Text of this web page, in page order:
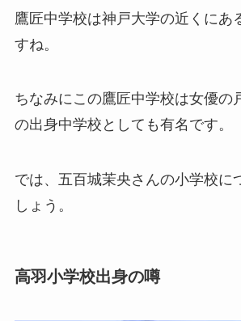
鷹匠中学校は神戸大学の近くにあ
すね。
ちなみにこの鷹匠中学校は女優の
の出身中学校としても有名です。
では、五百城茉央さんの小学校に
しょう。
高羽小学校出身の噂